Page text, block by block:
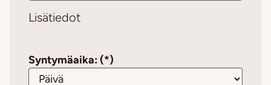
Lisätiedot
Syntymäaika: (*)